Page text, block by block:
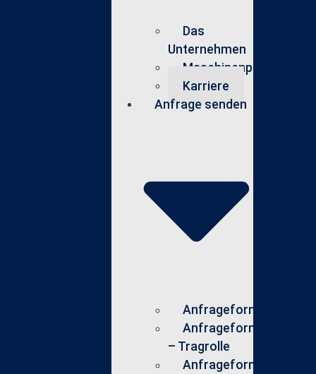
Das
Unternehmen
Maschinenpark
Karriere
Anfrage senden
Anfrageformular
Anfrageformular
– Tragrolle
Anfrageformular